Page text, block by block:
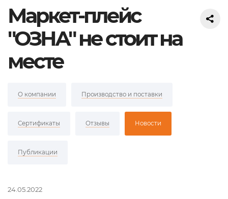
Маркет-плейс
"ОЗНА" не стоит на
месте
О компании Производство и поставки
Сертификаты Отзывы Новости
Публикации
24.05.2022